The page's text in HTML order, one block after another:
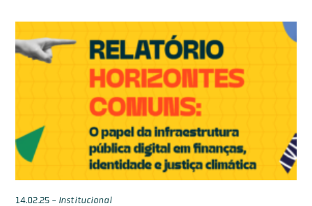
14.02.25- Institucional